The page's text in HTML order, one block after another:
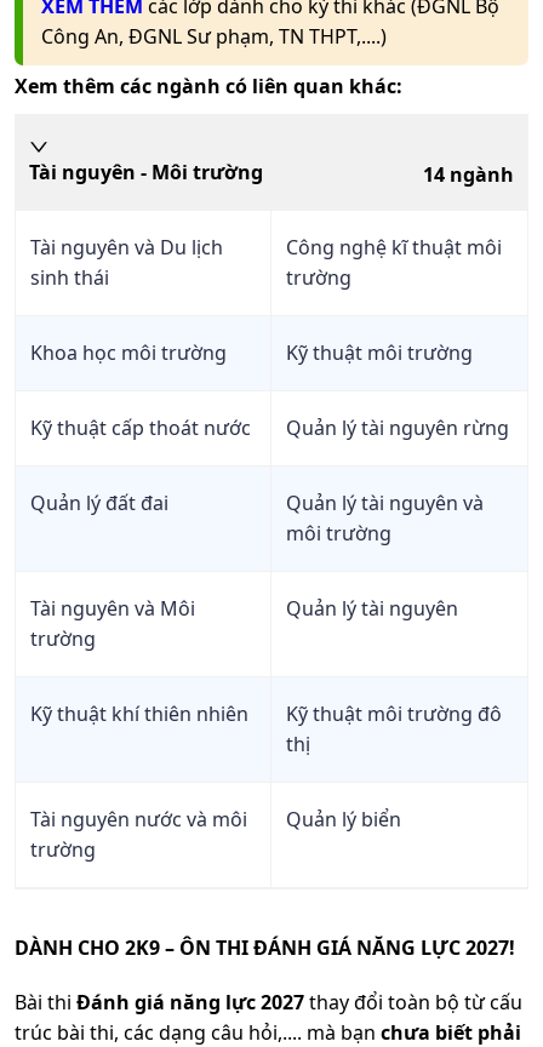
Trường
Đại Học
Mỏ Địa
động
sinh lao
(A00;
A02;
X05;
Đại Học
Khoa
sức
khỏe và
trường
15.5 15
tốt nghiệp THPT
XEM THÊM các lớp dành cho kỳ thi khác (ĐGNL Bộ
Công An, ĐGNL Sư phạm, TN THPT,....)
Xem thêm các ngành có liên quan khác:
Tài nguyên - Môi trường 14 ngành
Tài nguyên và Du lịch
sinh thái
Công nghệ kĩ thuật môi
trường
Khoa học môi trường Kỹ thuật môi trường
Kỹ thuật cấp thoát nước Quản lý tài nguyên rừng
Quản lý đất đai
Quản lý tài nguyên và
môi trường
Tài nguyên và Môi
trường
Quản lý tài nguyên
Kỹ thuật khí thiên nhiên
Kỹ thuật môi trường đô
thị
Tài nguyên nước và môi
trường
Quản lý biển
DÀNH CHO 2K9 – ÔN THI ĐÁNH GIÁ NĂNG LỰC 2027!
Bài thi Đánh giá năng lực 2027thay đổi toàn bộ từ cấu
trúc bài thi, các dạng câu hỏi,.... mà bạn chưa biết phải